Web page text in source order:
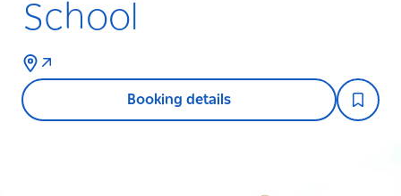
School
Booking details